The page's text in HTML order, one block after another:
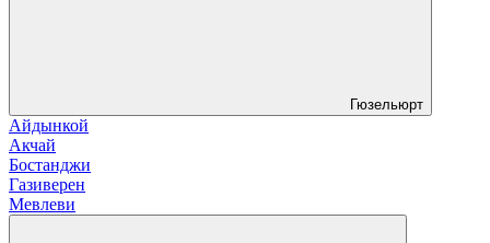
Гюзельюрт
Айдынкой
Акчай
Бостанджи
Газиверен
Мевлеви